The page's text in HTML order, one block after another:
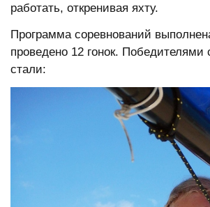
работать, откренивая яхту.
Программа соревнований
проведено 12 гонок. Победителями
стали: